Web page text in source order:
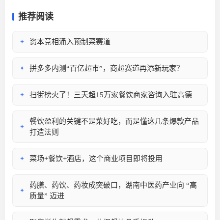
推荐阅读
✦ 资本竞相涌入预制菜赛道
✦ 拼多多内测“百亿超市”，商超赛道再添新玩家？
✦ 扫街榜火了！三天超15万家餐饮商家咨询入驻高德
✦
餐饮盈利的关键不是菜好吃，而是懂这几条爆款产品
打造法则
✦ 菜场+餐饮+酒店，这个商业项目即将投用
✦
药膳、药饮、药妆成突破口，湖南中医药产业向 “高
质量” 迈进